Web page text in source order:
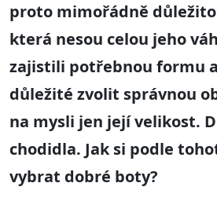
proto mimořádně
která nesou celou jeho
zajistili potřebnou formu
důležité zvolit správnou
na mysli jen její velikost.
chodidla. Jak si podle
vybrat dobré boty?